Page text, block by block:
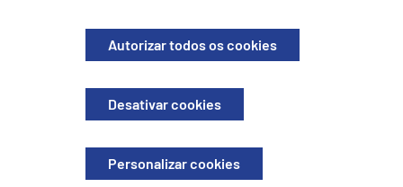
Site do Investidor
© 2026 EURONETEFT Services Portugal, Unipessoal Lda. Todos os
direitos reservados. Registada em Portugal. N.° de empresa 518167741.
Autorizar todos os cookies
Desativar cookies
Personalizar cookies